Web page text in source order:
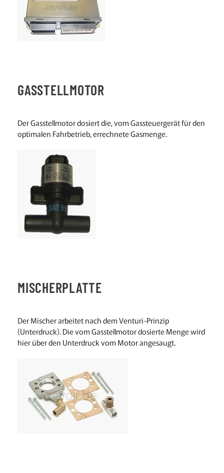
GASSTELLMOTOR
Der Gasstellmotor dosiert die, vom Gassteuergerät für den
optimalen Fahrbetrieb, errechnete Gasmenge.
MISCHERPLATTE
Der Mischer arbeitet nach dem Venturi-Prinzip
(Unterdruck). Die vom Gasstellmotor dosierte Menge wird
hier über den Unterdruck vom Motor angesaugt.